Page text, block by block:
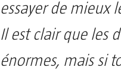
essayer de mieux
Il est clair que les
énormes, mais si